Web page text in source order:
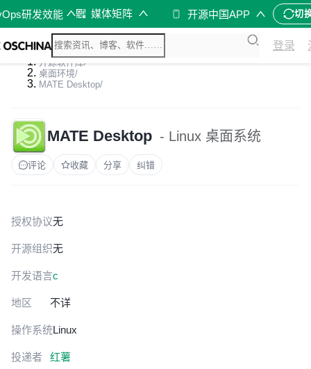
研发效能 媒体矩阵 开源中国APP 切
登录
开源软件库/
桌面环境/
MATE Desktop/
MATE Desktop - Linux 桌面系统
评论 收藏 分享 纠错
授权协议无
开源组织无
开发语言c
地区 不详
操作系统Linux
投递者 红薯